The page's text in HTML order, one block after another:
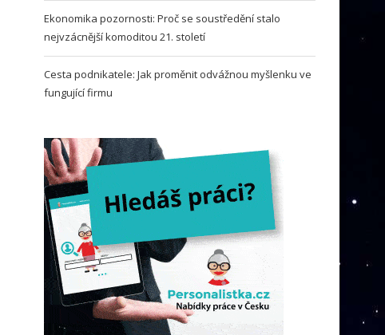
Ekonomika pozornosti: Proč se soustředění stalo
nejvzácnější komoditou 21. století
Cesta podnikatele: Jak proměnit odvážnou myšlenku ve
fungující firmu